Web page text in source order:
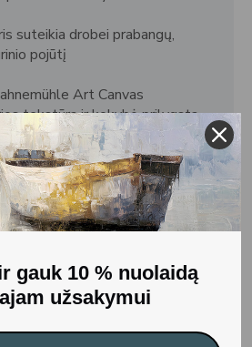
suteikia drobei prabangų,
pojūtį
Art Canvas
tekstūra ir kokybė prilygsta
Naudojami vandens
rašalai be rūgšties, kad spalvos
ant porėmio,
vaizdą, todėl kūrinys atrodo
iš visų pusių.
5–7 darbo dienos.
gauk 10 % nuolaidą
užsakymui